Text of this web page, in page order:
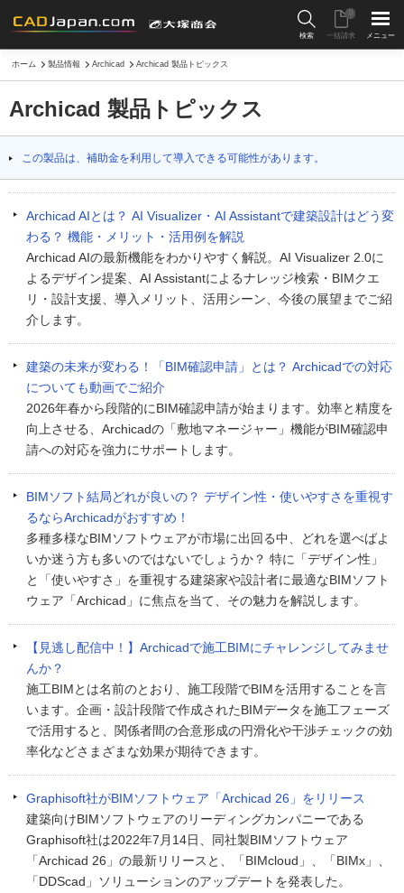
検索 一括請求
0
メニュー
ホーム 製品情報 Archicad Archicad 製品トピックス
Archicad 製品トピックス
この製品は、補助金を利用して導入できる可能性があります。
Archicad AIとは？ AI Visualizer・AI Assistantで建築設計はどう変
わる？ 機能・メリット・活用例を解説
Archicad AIの最新機能をわかりやすく解説。AI Visualizer 2.0に
よるデザイン提案、AI Assistantによるナレッジ検索・BIMクエ
リ・設計支援、導入メリット、活用シーン、今後の展望までご紹
介します。
建築の未来が変わる！「BIM確認申請」とは？ Archicadでの対応
についても動画でご紹介
2026年春から段階的にBIM確認申請が始まります。効率と精度を
向上させる、Archicadの「敷地マネージャー」機能がBIM確認申
請への対応を強力にサポートします。
BIMソフト結局どれが良いの？ デザイン性・使いやすさを重視す
るならArchicadがおすすめ！
多種多様なBIMソフトウェアが市場に出回る中、どれを選べばよ
いか迷う方も多いのではないでしょうか？ 特に「デザイン性」
と「使いやすさ」を重視する建築家や設計者に最適なBIMソフト
ウェア「Archicad」に焦点を当て、その魅力を解説します。
【見逃し配信中！】Archicadで施工BIMにチャレンジしてみませ
んか？
施工BIMとは名前のとおり、施工段階でBIMを活用することを言
います。企画・設計段階で作成されたBIMデータを施工フェーズ
で活用すると、関係者間の合意形成の円滑化や干渉チェックの効
率化などさまざまな効果が期待できます。
Graphisoft社がBIMソフトウェア「Archicad 26」をリリース
建築向けBIMソフトウェアのリーディングカンパニーである
Graphisoft社は2022年7月14日、同社製BIMソフトウェア
「Archicad 26」の最新リリースと、「BIMcloud」、「BIMx」、
「DDScad」ソリューションのアップデートを発表した。